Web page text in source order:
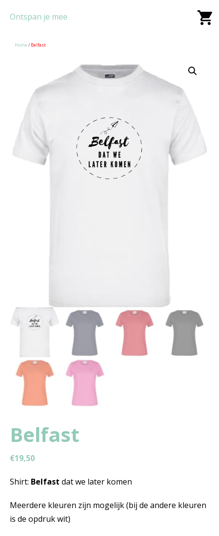
Ontspan je mee
Home / Belfast
Belfast
€19,50
Shirt: Belfast dat we later komen
Meerdere kleuren zijn mogelijk (bij de andere kleuren
is de opdruk wit)